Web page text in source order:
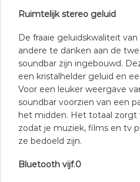
Ruimtelijk stereo geluid
De fraaie geluidskwaliteit
andere te danken aan de
soundbar zijn ingebouwd.
een kristalhelder geluid en
Voor een leuker weergave
soundbar voorzien van een
het midden. Het totaal zorgt
zodat je muziek, films en tv
ze bedoeld zijn.
Bluetooth vijf.0